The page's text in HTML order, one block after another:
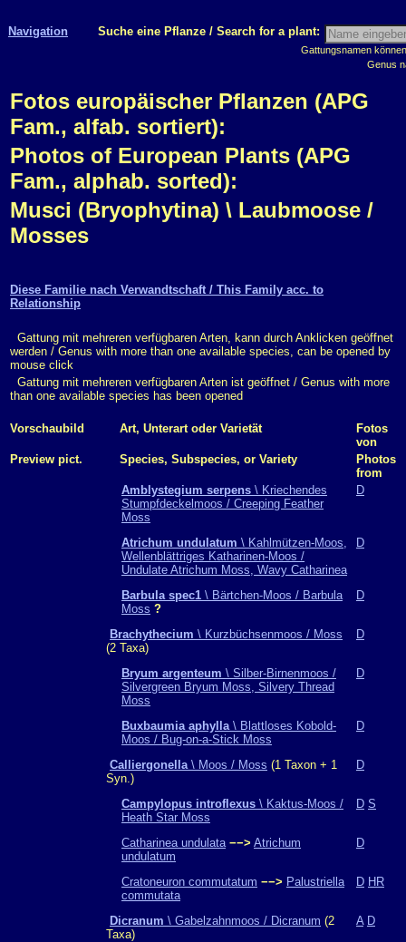
Navigation Suche eine Pflanze / Search for a plant:
Gattungsnamen
Genus
Fotos europäischer Pflanzen (APG
Fam., alfab. sortiert):
Photos of European Plants (APG
Fam., alphab. sorted):
Musci (Bryophytina) \ Laubmoose /
Mosses
Diese Familie nach Verwandtschaft / This Family acc. to
Relationship
Gattung mit mehreren verfügbaren Arten, kann durch Anklicken geöffnet
werden / Genus with more than one available species, can be opened by
mouse click
Gattung mit mehreren verfügbaren Arten ist geöffnet / Genus with more
than one available species has been opened
Vorschaubild Art, Unterart oder Varietät
Fotos
von
Preview pict.
Species, Subspecies, or Variety
Photos
from
Amblystegium serpens \ Kriechendes
Stumpfdeckelmoos / Creeping Feather
Moss
D
Atrichum undulatum \ Kahlmützen-Moos,
Wellenblättriges Katharinen-Moos /
Undulate Atrichum Moss, Wavy Catharinea
D
Barbula spec1 \ Bärtchen-Moos / Barbula
Moss ?
D
Brachythecium \ Kurzbüchsenmoos / Moss
(2 Taxa)
D
Bryum argenteum \ Silber-Birnenmoos /
Silvergreen Bryum Moss, Silvery Thread
Moss
D
Buxbaumia aphylla\ Blattloses Kobold-
Moos / Bug-on-a-Stick Moss
D
Calliergonella\ Moos / Moss (1 Taxon + 1
Syn.)
D
Campylopus introflexus \ Kaktus-Moos /
Heath Star Moss
D S
Catharinea undulata −−> Atrichum
undulatum
D
Cratoneuron commutatum −−> Palustriella
commutata
D HR
Dicranum \ Gabelzahnmoos / Dicranum (2
Taxa)
A D